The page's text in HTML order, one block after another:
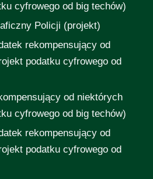
cyfrowego od big techów)
Policji (projekt)
rekompensujący od
podatku cyfrowego od
od niektórych
cyfrowego od big techów)
rekompensujący od
podatku cyfrowego od